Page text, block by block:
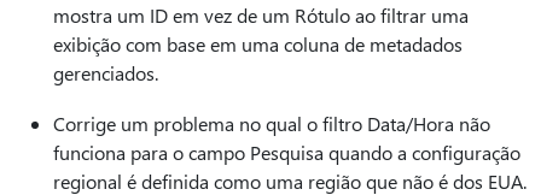
mostra um ID em vez de um Rótulo ao filtrar uma
exibição com base em uma coluna de metadados
gerenciados.
Corrige um problema no qual o filtro Data/Hora não
funciona para o campo Pesquisa quando a configuração
regional é definida como uma região que não é dos EUA.